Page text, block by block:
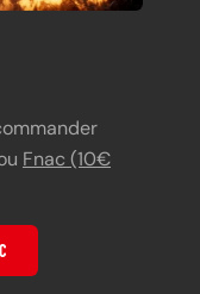
Fnac (10€